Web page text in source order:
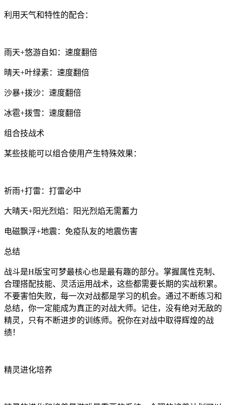
利用天气和特性的配合：
雨天+悠游自如：速度翻倍
晴天+叶绿素：速度翻倍
沙暴+拨沙：速度翻倍
冰雹+拨雪：速度翻倍
组合技战术
某些技能可以组合使用产生特殊效果：
祈雨+打雷：打雷必中
大晴天+阳光烈焰：阳光烈焰无需蓄力
电磁飘浮+地震：免疫队友的地震伤害
总结
战斗是H版宝可梦最核心也是最有趣的部分。掌握属性克制、
合理搭配技能、灵活运用战术，这些都需要长期的实战积累。
不要害怕失败，每一次对战都是学习的机会。通过不断练习和
总结，你一定能成为真正的对战大师。记住，没有绝对无敌的
精灵，只有不断进步的训练师。祝你在对战中取得辉煌的战
绩！
精灵进化培养